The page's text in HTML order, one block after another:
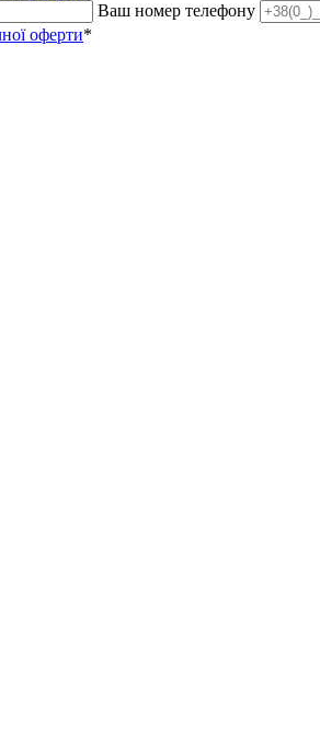
Ваш номер телефону
оферти*